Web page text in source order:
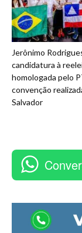
Jerônimo
candidatura à
homologada pelo
convenção
Salvador